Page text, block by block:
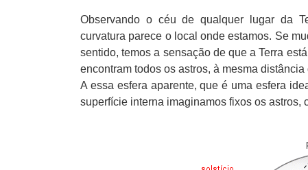
Observando o céu de qualquer lugar da
curvatura parece o local onde estamos. Se
sentido, temos a sensação de que a Terra
encontram todos os astros, à mesma distância
A essa esfera aparente, que é uma esfera
superfície interna imaginamos fixos os astros,